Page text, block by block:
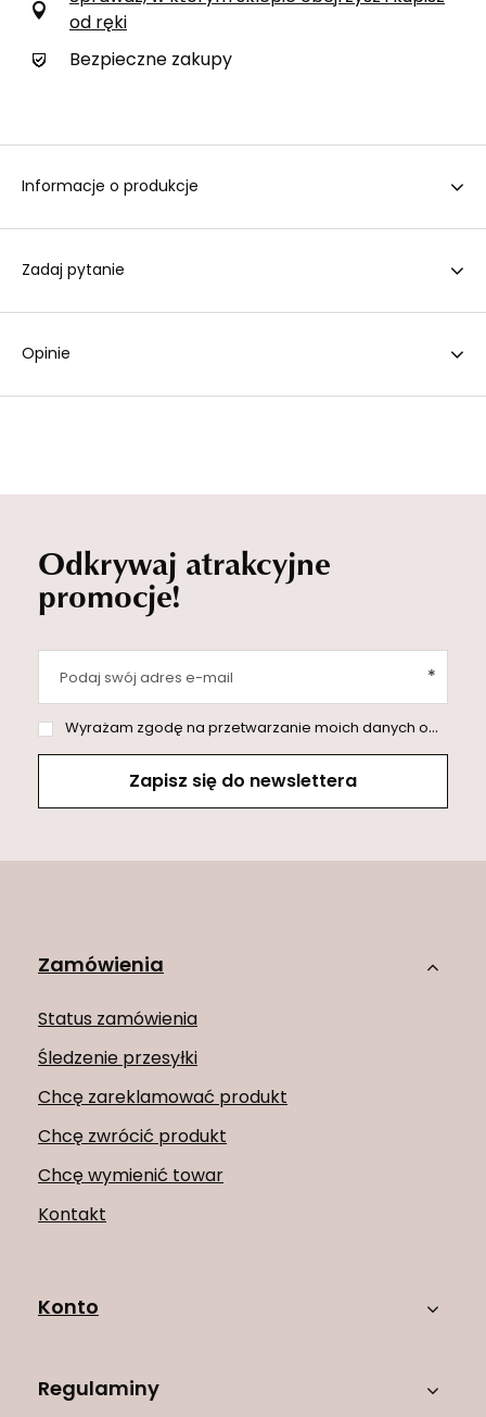
od ręki
Bezpieczne zakupy
Informacje o produkcje
Zadaj pytanie
Opinie
Odkrywaj atrakcyjne
promocje!
Podaj swój adres e-mail
Wyrażam zgodę na przetwarzanie moich danych osobowych (adres e-mail) na potrzeby wysyłki newslettera z informacją handlową (marketing). Więcej w
Zapisz się do newslettera
Zamówienia
Status zamówienia
Śledzenie przesyłki
Chcę zareklamować produkt
Chcę zwrócić produkt
Chcę wymienić towar
Kontakt
Konto
Regulaminy